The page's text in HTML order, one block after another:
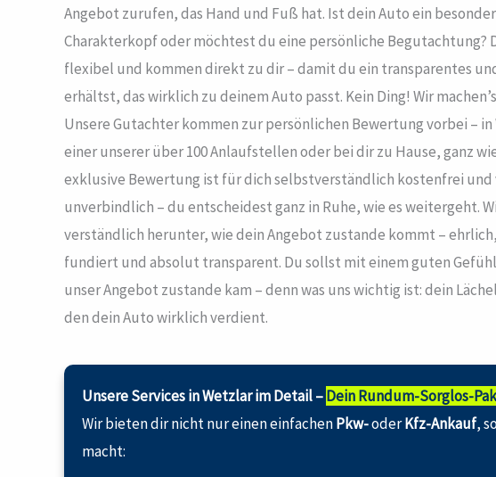
Angebot zurufen, das Hand und Fuß hat. Ist dein Auto ein
Charakterkopf oder möchtest du eine persönliche Begutachtung?
flexibel und kommen direkt zu dir – damit du ein transparentes
erhältst, das wirklich zu deinem Auto passt. Kein Ding! Wir
Unsere Gutachter kommen zur persönlichen Bewertung vorbei – in
einer unserer über 100 Anlaufstellen oder bei dir zu Hause, ganz
exklusive Bewertung ist für dich selbstverständlich kostenfrei
unverbindlich – du entscheidest ganz in Ruhe, wie es weitergeht.
verständlich herunter, wie dein Angebot zustande kommt –
fundiert und absolut transparent. Du sollst mit einem guten
unser Angebot zustande kam – denn was uns wichtig ist: dein
den dein Auto wirklich verdient.
Unsere Services in Wetzlar im Detail –Dein Rundum-Sorglos-
Wir bieten dir nicht nur einen einfachenPkw-oderKfz-Ankauf,
macht: